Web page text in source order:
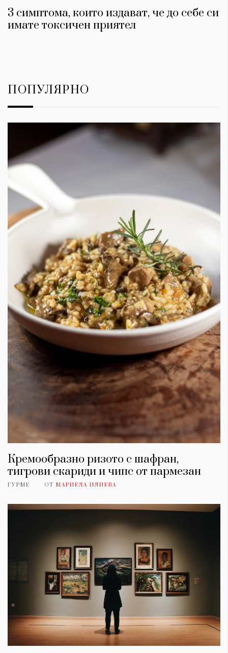
3 симптома, които издават, че до себе си
имате токсичен приятел
ПОПУЛЯРНО
Кремообразно ризото с шафран,
тигрови скариди и чипс от пармезан
ГУРМЕ ОТ МАРИЕЛА ИЛИЕВА